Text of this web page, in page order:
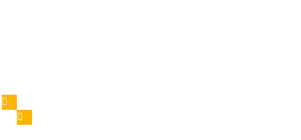
25.00 ₾